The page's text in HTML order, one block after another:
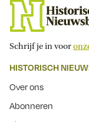
Schrijf je in voor
HISTORISCH
Over ons
Abonneren